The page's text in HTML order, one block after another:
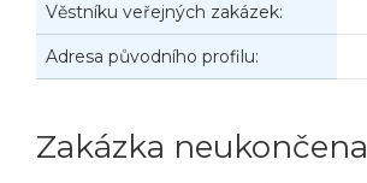
Věstníku veřejných zakázek:
Adresa původního profilu:
Zakázka neukončena